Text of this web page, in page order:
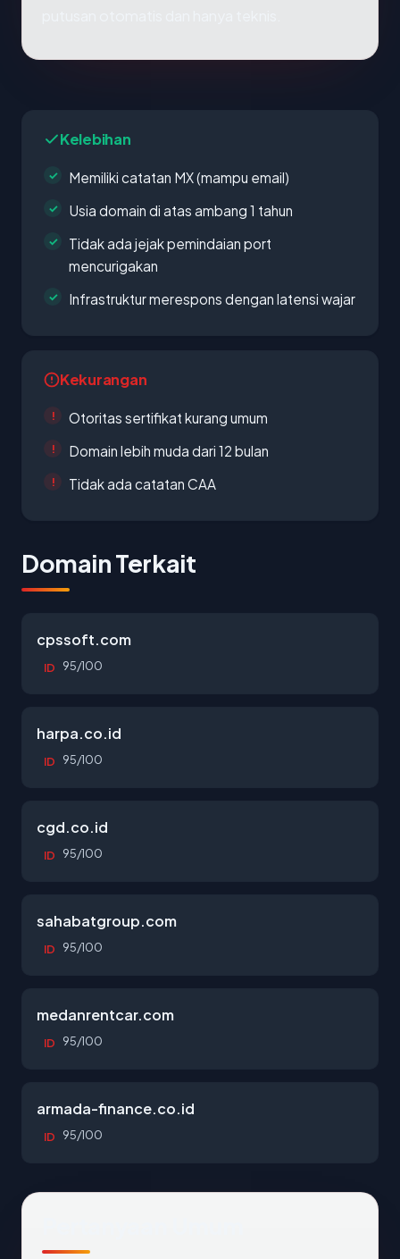
Kelebihan
Memiliki catatan MX (mampu email)
Usia domain di atas ambang 1 tahun
Tidak ada jejak pemindaian port
mencurigakan
Infrastruktur merespons dengan latensi wajar
Kekurangan
Otoritas sertifikat kurang umum
Domain lebih muda dari 12 bulan
Tidak ada catatan CAA
Domain Terkait
cpssoft.com
ID 95/100
harpa.co.id
ID 95/100
cgd.co.id
ID 95/100
sahabatgroup.com
ID 95/100
medanrentcar.com
ID 95/100
armada-finance.co.id
ID 95/100